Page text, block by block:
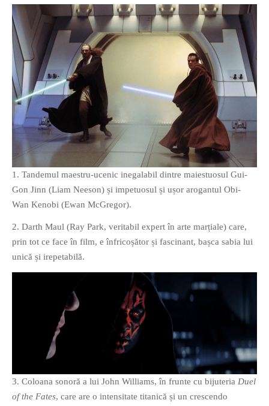
PRIETENI APROPIATI
Victor Sosea – Designer
PRIETENI DIN AFARA BRESLEI
GloryBox.ro
Vreau-schimbare.ro
PRIETENI DIN BREASLA
Filme-Carti.ro
1. Tandemul maestru-ucenic inegalabil dintre maiestuosul Gui-
Gon Jinn (Liam Neeson) și impetuosul și ușor arogantul Obi-
Wan Kenobi (Ewan McGregor).
2. Darth Maul (Ray Park, veritabil expert în arte marțiale) care,
prin tot ce face în film, e înfricoșător și fascinant, bașca sabia lui
unică și irepetabilă.
3. Coloana sonoră a lui John Williams, în frunte cu bijuteria Duel
of the Fates, care are o intensitate titanică și un crescendo